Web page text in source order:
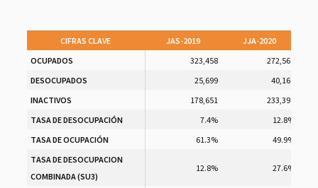
CIFRAS CLAVE JAS-2019
JJA-2020
OCUPADOS
323,458
272,568
DESOCUPADOS
25,699
40,169
INACTIVOS
178,651
233,398
TASA DE DESOCUPACIÓN
7.4%
12.8%
TASA DE OCUPACIÓN
61.3%
49.9%
TASA DE DESOCUPACION
COMBINADA (SU3)
12.8% 27.6%